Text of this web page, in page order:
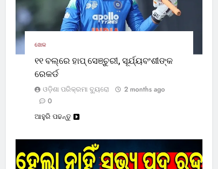
ଖେଳ
୧୧ ବଲ୍‌ରେ ହାପ୍ ସେଞ୍ଚୁରୀ, ସୂର୍ଯ୍ୟବଂଶୀଙ୍କ
ରେକର୍ଡ
ଓଡ଼ିଶା ପରିକ୍ରମା ବ୍ୟୁରୋ
2 months ago
0
ଆହୁରି ପଢନ୍ତୁ